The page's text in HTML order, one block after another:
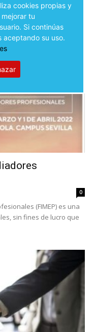
emerge como un
la eficiencia
0
(FIMEP) es una
sin fines de lucro que
cookies propias y
tu
Si continúas
aceptando su uso.